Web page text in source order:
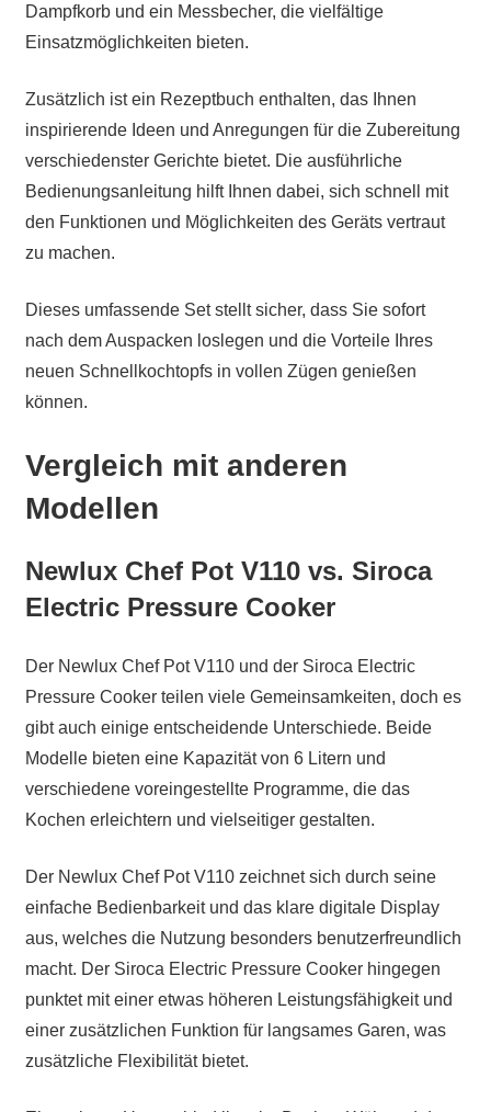
Dampfkorb und ein Messbecher, die vielfältige
Einsatzmöglichkeiten bieten.
Zusätzlich ist ein Rezeptbuch enthalten, das Ihnen
inspirierende Ideen und Anregungen für die Zubereitung
verschiedenster Gerichte bietet. Die ausführliche
Bedienungsanleitung hilft Ihnen dabei, sich schnell mit
den Funktionen und Möglichkeiten des Geräts vertraut
zu machen.
Dieses umfassende Set stellt sicher, dass Sie sofort
nach dem Auspacken loslegen und die Vorteile Ihres
neuen Schnellkochtopfs in vollen Zügen genießen
können.
Vergleich mit anderen
Modellen
Newlux Chef Pot V110 vs. Siroca
Electric Pressure Cooker
Der Newlux Chef Pot V110 und der Siroca Electric
Pressure Cooker teilen viele Gemeinsamkeiten, doch es
gibt auch einige entscheidende Unterschiede. Beide
Modelle bieten eine Kapazität von 6 Litern und
verschiedene voreingestellte Programme, die das
Kochen erleichtern und vielseitiger gestalten.
Der Newlux Chef Pot V110 zeichnet sich durch seine
einfache Bedienbarkeit und das klare digitale Display
aus, welches die Nutzung besonders benutzerfreundlich
macht. Der Siroca Electric Pressure Cooker hingegen
punktet mit einer etwas höheren Leistungsfähigkeit und
einer zusätzlichen Funktion für langsames Garen, was
zusätzliche Flexibilität bietet.